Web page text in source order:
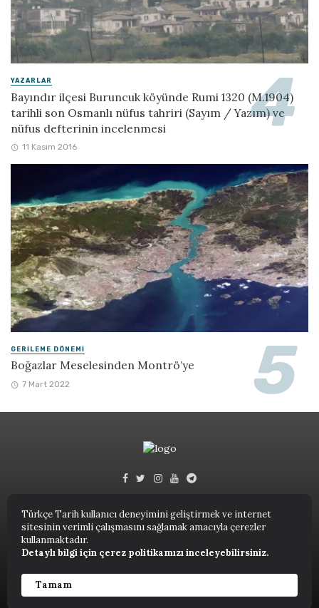
Türkçe Tarih kullanıcı deneyimini geliştirmek ve internet
sitesinin verimli çalışmasını sağlamak amacıyla çerezler
kullanmaktadır.
Detaylı bilgi için çerez politikamızı inceleyebilirsiniz.
Tamam
YAZARLAR
Bayındır ilçesi Buruncuk köyünde Rumi 1320 (M.1904)
tarihli son Osmanlı nüfus tahriri (Sayım / Yazım) ve
nüfus defterinin incelenmesi
11 Kasım 2016
GERILEME DÖNEMI
Boğazlar Meselesinden Montrö’ye
7 Mart 2022
Türkçe Tarih © 2023.
TARIH TERIMLERI SÖZLÜĞÜ